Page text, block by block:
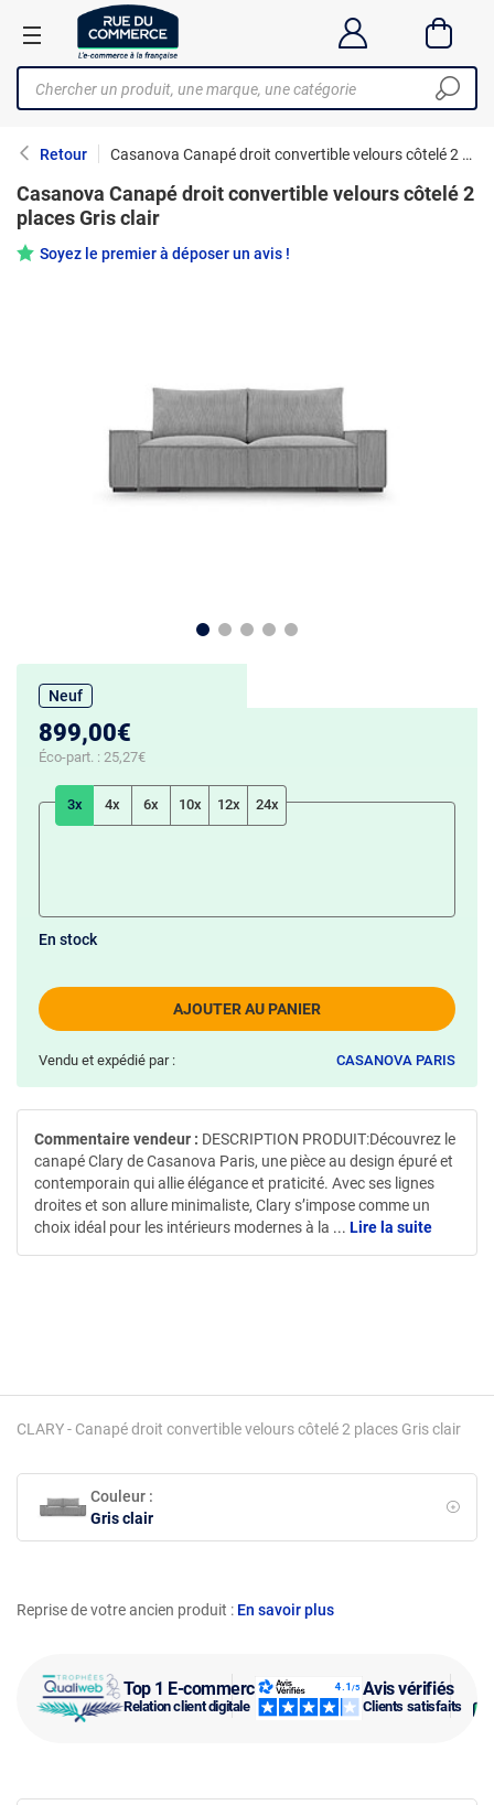
Retour Casanova Canapé droit convertible velours côtelé 2 places Gris clair
Top 1 E-commerce
Relation client digitale
Avis vérifiés
Clients satisfaits
Reprise de votre ancien produit : En savoir plus
Casanova Canapé droit convertible velours côtelé 2
places Gris clair
Soyez le premier à déposer un avis !
CLARY - Canapé droit convertible velours côtelé 2 places Gris clair
Couleur :
Gris clair
Neuf
899,00€
Éco-part. : 25,27€
3x 4x 6x 10x 12x 24x
AJOUTER AU PANIER
En stock
Vendu et expédié par : CASANOVA PARIS
Commentaire vendeur : DESCRIPTION PRODUIT:Découvrez le
canapé Clary de Casanova Paris, une pièce au design épuré et
contemporain qui allie élégance et praticité. Avec ses lignes
droites et son allure minimaliste, Clary s’impose comme un
choix idéal pour les intérieurs modernes à la ... Lire la suite